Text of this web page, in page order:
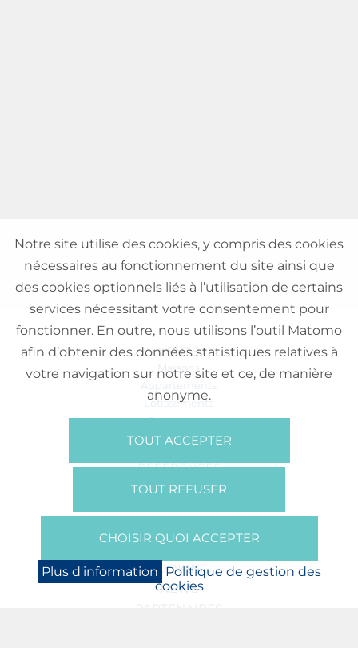
VENTE
Maisons
Appartements
Lotissements
Commerces
Bureaux
RÉFÉRENCES
SUR NOUS
Presse
BOOKING
NEWS
PARTENAIRES
Notre site utilise des cookies, y compris des cookies
nécessaires au fonctionnement du site ainsi que
des cookies optionnels liés à l’utilisation de certains
services nécessitant votre consentement pour
fonctionner. En outre, nous utilisons l’outil Matomo
afin d’obtenir des données statistiques relatives à
votre navigation sur notre site et ce, de manière
anonyme.
TOUT ACCEPTER
TOUT REFUSER
CHOISIR QUOI ACCEPTER
Plus d'information Politique de gestion des
cookies